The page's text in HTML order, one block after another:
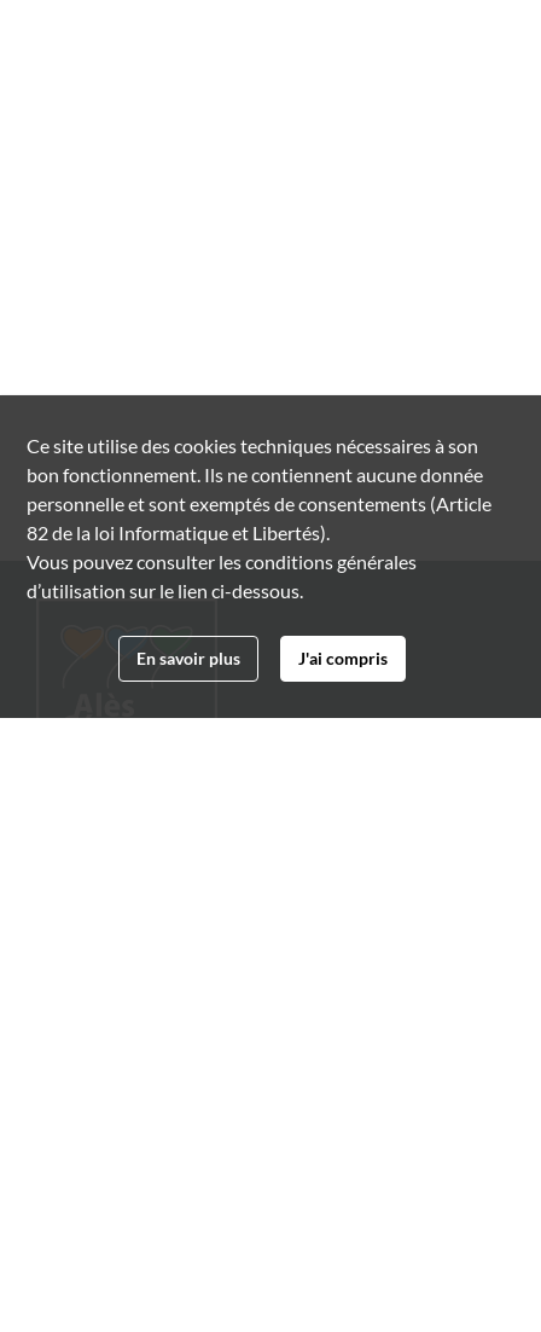
Ce site utilise descookiestechniques nécessaires à son
bon fonctionnement. Ils ne contiennent aucune donnée
personnelle et sont exemptés de consentements (Article
82 de la loi Informatique et Libertés).
Vous pouvez consulter les conditions générales
d’utilisation sur le lien ci-dessous.
En savoir plus J'ai compris